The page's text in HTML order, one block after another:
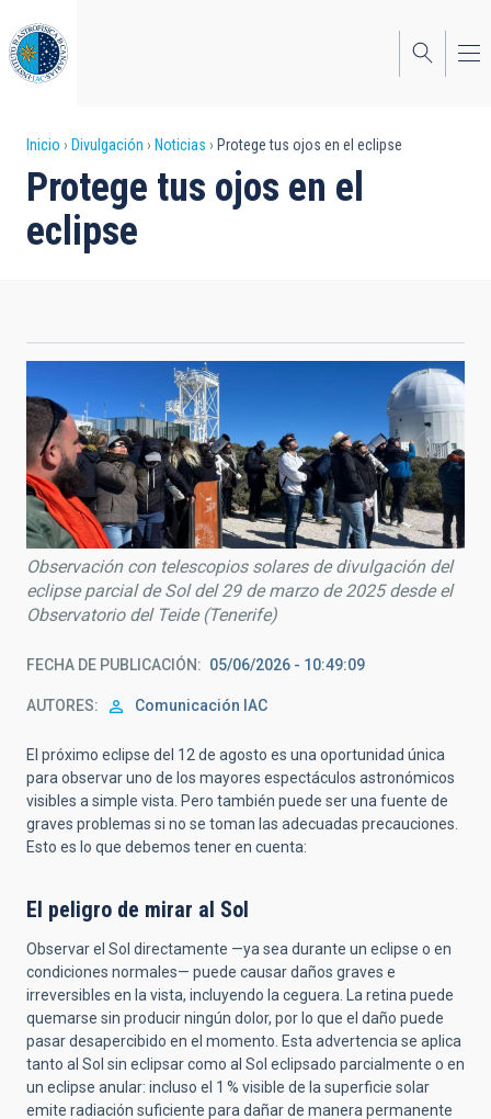
al
contenido
principal
Sobrescribir
enlaces
de
la
Inicio Divulgación Noticias Protege tus ojos en el eclipse
Protege tus ojos en el
eclipse
Observación con telescopios solares de divulgación del
eclipse parcial de Sol del 29 de marzo de 2025 desde el
Observatorio del Teide (Tenerife)
FECHA DE PUBLICACIÓN 05/06/2026 - 10:49:09
AUTORES Comunicación IAC
El próximo eclipse del 12 de agosto es una oportunidad única
para observar uno de los mayores espectáculos astronómicos
visibles a simple vista. Pero también puede ser una fuente de
graves problemas si no se toman las adecuadas precauciones.
Esto es lo que debemos tener en cuenta:
El peligro de mirar al Sol
Observar el Sol directamente —ya sea durante un eclipse o en
condiciones normales— puede causar daños graves e
irreversibles en la vista, incluyendo la ceguera. La retina puede
quemarse sin producir ningún dolor, por lo que el daño puede
pasar desapercibido en el momento. Esta advertencia se aplica
tanto al Sol sin eclipsar como al Sol eclipsado parcialmente o en
un eclipse anular: incluso el 1 % visible de la superficie solar
emite radiación suficiente para dañar de manera permanente